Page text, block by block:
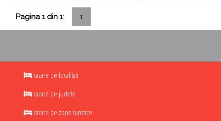
Pagina 1 din 1: 1
cazare pe localitati
cazare pe judete
cazare pe zone turistice